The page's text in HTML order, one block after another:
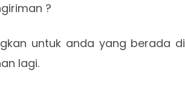
?
untuk anda yang berada di
lagi.